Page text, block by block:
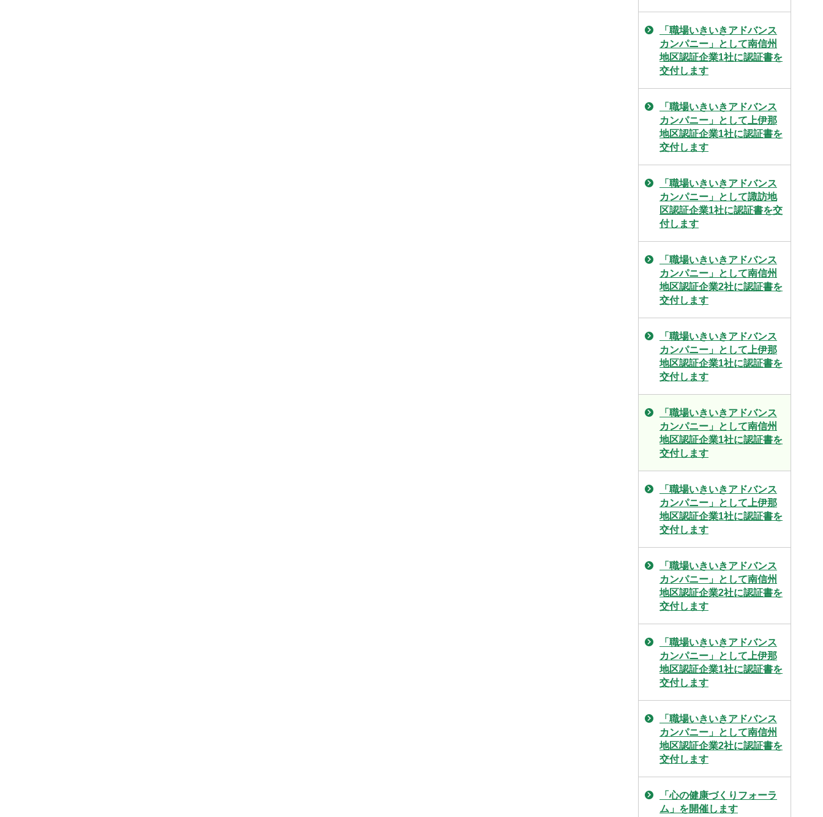
「職場いきいきアドバンス
カンパニー」として南信州
地区認証企業1社に認証書を
交付します
「職場いきいきアドバンス
カンパニー」として上伊那
地区認証企業1社に認証書を
交付します
「職場いきいきアドバンス
カンパニー」として諏訪地
区認証企業1社に認証書を交
付します
「職場いきいきアドバンス
カンパニー」として南信州
地区認証企業2社に認証書を
交付します
「職場いきいきアドバンス
カンパニー」として上伊那
地区認証企業1社に認証書を
交付します
「職場いきいきアドバンス
カンパニー」として南信州
地区認証企業1社に認証書を
交付します
「職場いきいきアドバンス
カンパニー」として上伊那
地区認証企業1社に認証書を
交付します
「職場いきいきアドバンス
カンパニー」として南信州
地区認証企業2社に認証書を
交付します
「職場いきいきアドバンス
カンパニー」として上伊那
地区認証企業1社に認証書を
交付します
「職場いきいきアドバンス
カンパニー」として南信州
地区認証企業2社に認証書を
交付します
「心の健康づくりフォーラ
ム」を開催します